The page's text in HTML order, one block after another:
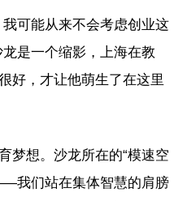
可能从来不会考虑创业这
是一个缩影，上海在教
好，才让他萌生了在这里
梦想。沙龙所在的“模速空
我们站在集体智慧的肩膀